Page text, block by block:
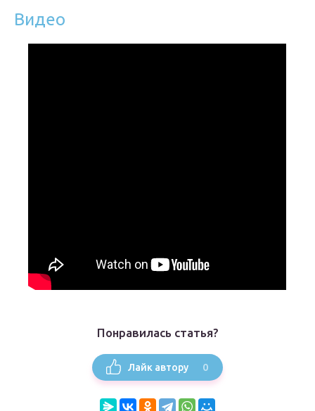
Видео
Понравилась статья?
Лайк автору 0